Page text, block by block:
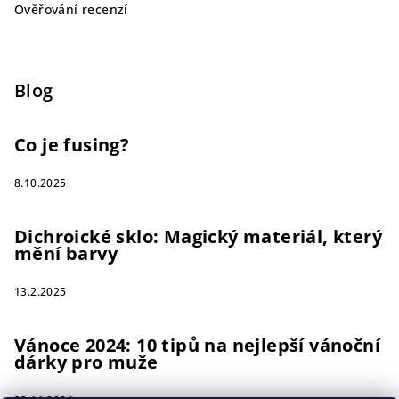
Ověřování recenzí
Blog
Co je fusing?
8.10.2025
Dichroické sklo: Magický materiál, který
mění barvy
13.2.2025
Vánoce 2024: 10 tipů na nejlepší vánoční
dárky pro muže